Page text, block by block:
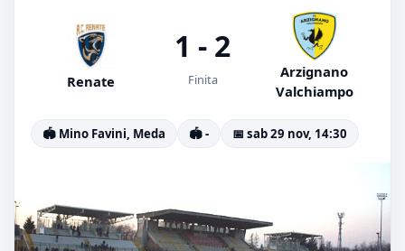
Renate
1 - 2
Finita
Arzignano
Valchiampo
🏟️ Mino Favini, Meda 🏟️ - 📅 sab 29 nov, 14:30